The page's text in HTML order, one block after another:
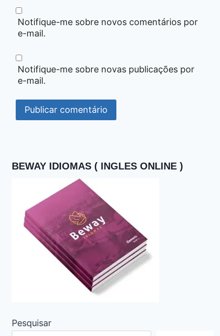
Notifique-me sobre novos comentários por
e-mail.
Notifique-me sobre novas publicações por
e-mail.
BEWAY IDIOMAS ( INGLES ONLINE )
Pesquisar